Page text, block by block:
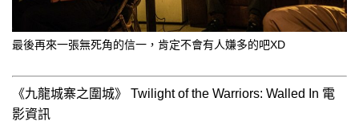
最後再來一張無死角的信一，肯定不會有人嫌多的吧XD
《九龍城寨之圍城》 Twilight of the Warriors: Walled In 電
影資訊